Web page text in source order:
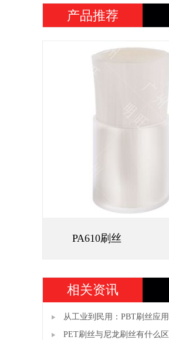
产品推荐
PA610刷丝
相关资讯
从工业到民用：PBT刷丝应
PET刷丝与尼龙刷丝有什么